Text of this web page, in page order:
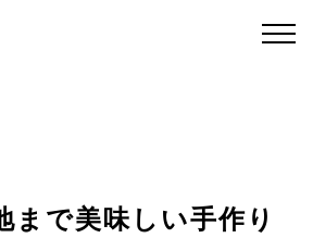
まで美味しい手作り